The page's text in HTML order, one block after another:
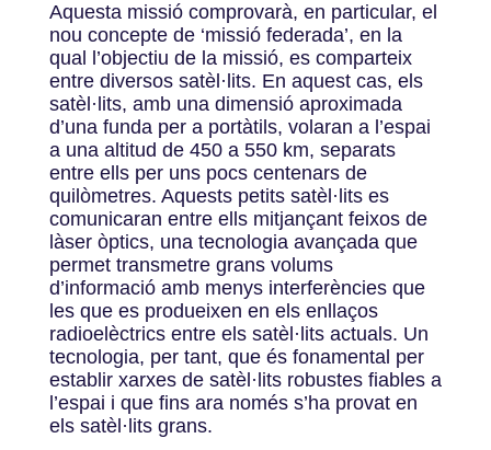
Aquesta missió comprovarà, en particular, el
nou concepte de ‘missió federada’, en la
qual l’objectiu de la missió, es comparteix
entre diversos satèl·lits. En aquest cas, els
satèl·lits, amb una dimensió aproximada
d’una funda per a portàtils, volaran a l’espai
a una altitud de 450 a 550 km, separats
entre ells per uns pocs centenars de
quilòmetres. Aquests petits satèl·lits es
comunicaran entre ells mitjançant feixos de
làser òptics, una tecnologia avançada que
permet transmetre grans volums
d’informació amb menys interferències que
les que es produeixen en els enllaços
radioelèctrics entre els satèl·lits actuals. Un
tecnologia, per tant, que és fonamental per
establir xarxes de satèl·lits robustes fiables a
l’espai i que fins ara només s’ha provat en
els satèl·lits grans.